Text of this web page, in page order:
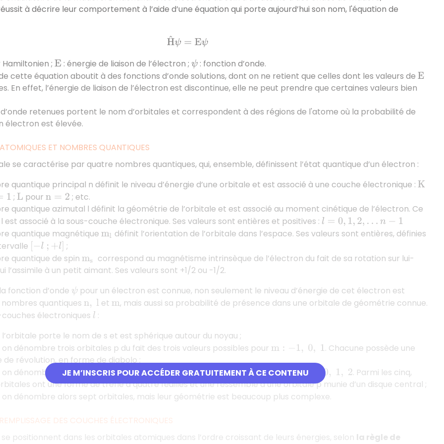
JE M’INSCRIS POUR ACCÉDER GRATUITEMENT À CE CONTENU
à décrire leur comportement à l’aide d’une équation qui porte aujourd’hui son nom, l'équation de
H^ ψ= Eψ
; E : énergie de liaison de l’électron ; ψ : fonction d’onde.
cette équation aboutit à des fonctions d’onde solutions, dont on ne retient que celles dont les valeurs de E
En effet, l’énergie de liaison de l’électron est discontinue, elle ne peut prendre que certaines valeurs bien
retenues portent le nom d’orbitales et correspondent à des régions de l'atome où la probabilité de
électron est élevée.
ET NOMBRES QUANTIQUES
se caractérise par quatre nombres quantiques, qui, ensemble, définissent l’état quantique d’un électron :
quantique principal n définit le niveau d’énergie d’une orbitale et est associé à une couche électronique : K
;L pourn=2
; etc.
quantique azimutal l définit la géométrie de l’orbitale et est associé au moment cinétique de l’électron. Ce
est associé à la sous-couche électronique. Ses valeurs sont entières et positives : l=0, ,2, …n −1
quantique magnétique ml définit l’orientation de l’orbitale dans l’espace. Ses valeurs sont entières, définies
−l;+l ]
;
quantique de spin ms correspond au magnétisme intrinsèque de l’électron du fait de sa rotation sur lui-
l’assimile à un petit aimant. Ses valeurs sont +1/2 ou -1/2.
fonction d’onde ψpour un électron est connue, non seulement le niveau d’énergie de cet électron est
quantiques n, et m, mais aussi sa probabilité de présence dans une orbitale de géométrie connue.
couches électroniques l :
l’orbitale porte le nom de s et est sphérique autour du noyau ;
on dénombre trois orbitales p du fait des trois valeurs possibles pour m: − ,1
. Chacune possède une
de révolution, en forme de diabolo ;
on dénombre cinq orbitalesddu fait des cinq valeurs possibles pourm:−2,−1,0,1
. Parmi les cinq,
ont une forme de trèfle à quatre feuilles et une ressemble à une orbitale p munie d’un disque central ;
on dénombre alors sept orbitales, mais leur géométrie est beaucoup plus complexe.
DES COUCHES ÉLECTRONIQUES
positionnent dans les orbitales atomiques dans l’ordre croissant de leurs énergies, selon la règle de